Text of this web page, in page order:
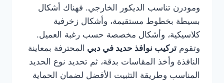
ومودرن تناسب الديكور الخارجي. فهناك أشكال
بسيطة بخطوط مستقيمة، وأشكال زخرفية
كلاسيكية، وأشكال مخصصة حسب رغبة العميل.
وتقوم تركيب نوافذ حديد في دبي المحترفة بمعاينة
النافذة وأخذ المقاسات بدقة، ثم تحديد نوع الحديد
المناسب وطريقة التثبيت الأفضل لضمان الحماية